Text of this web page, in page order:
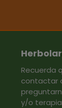
Recuerda
contactar
y/o